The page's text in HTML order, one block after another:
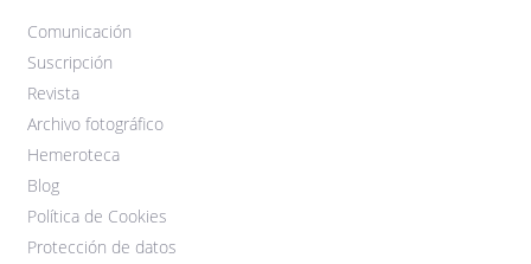
Comunicación
Suscripción
Revista
Archivo fotográfico
Hemeroteca
Blog
Política de Cookies
Protección de datos